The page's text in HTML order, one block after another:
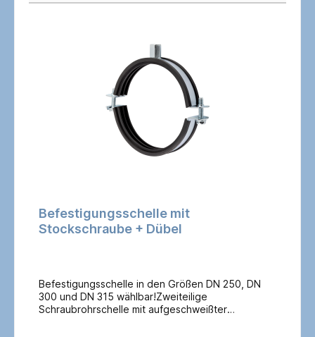
Befestigungsschelle mit
Stockschraube + Dübel
Befestigungsschelle in den Größen DN 250, DN
300 und DN 315 wählbar!Zweiteilige
Schraubrohrschelle mit aufgeschweißter